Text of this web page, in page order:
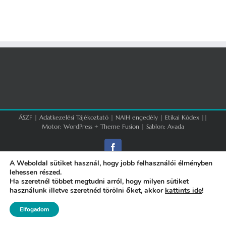
ÁSZF | Adatkezelési Tájékoztató | NAIH engedély | Etikai Kódex ||
Motor: WordPress + Theme Fusion | Sablon: Avada
Facebook
A Weboldal sütiket használ, hogy jobb felhasználói élményben
lehessen részed.
Ha szeretnél többet megtudni arról, hogy milyen sütiket
használunk illetve szeretnéd törölni őket, akkor kattints ide!
Elfogadom